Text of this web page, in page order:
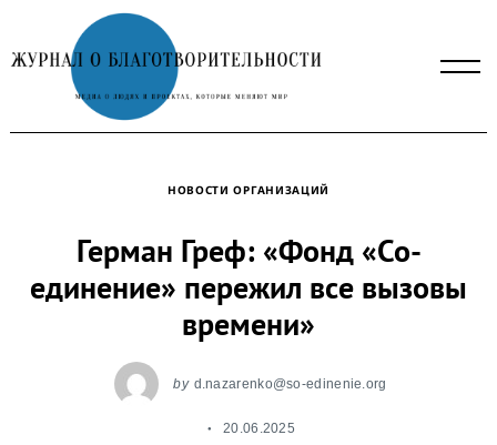
to
content
НОВОСТИ ОРГАНИЗАЦИЙ
Герман Греф: «Фонд «Со-
единение» пережил все вызовы
времени»
by d.nazarenko@so-edinenie.org
20.06.2025